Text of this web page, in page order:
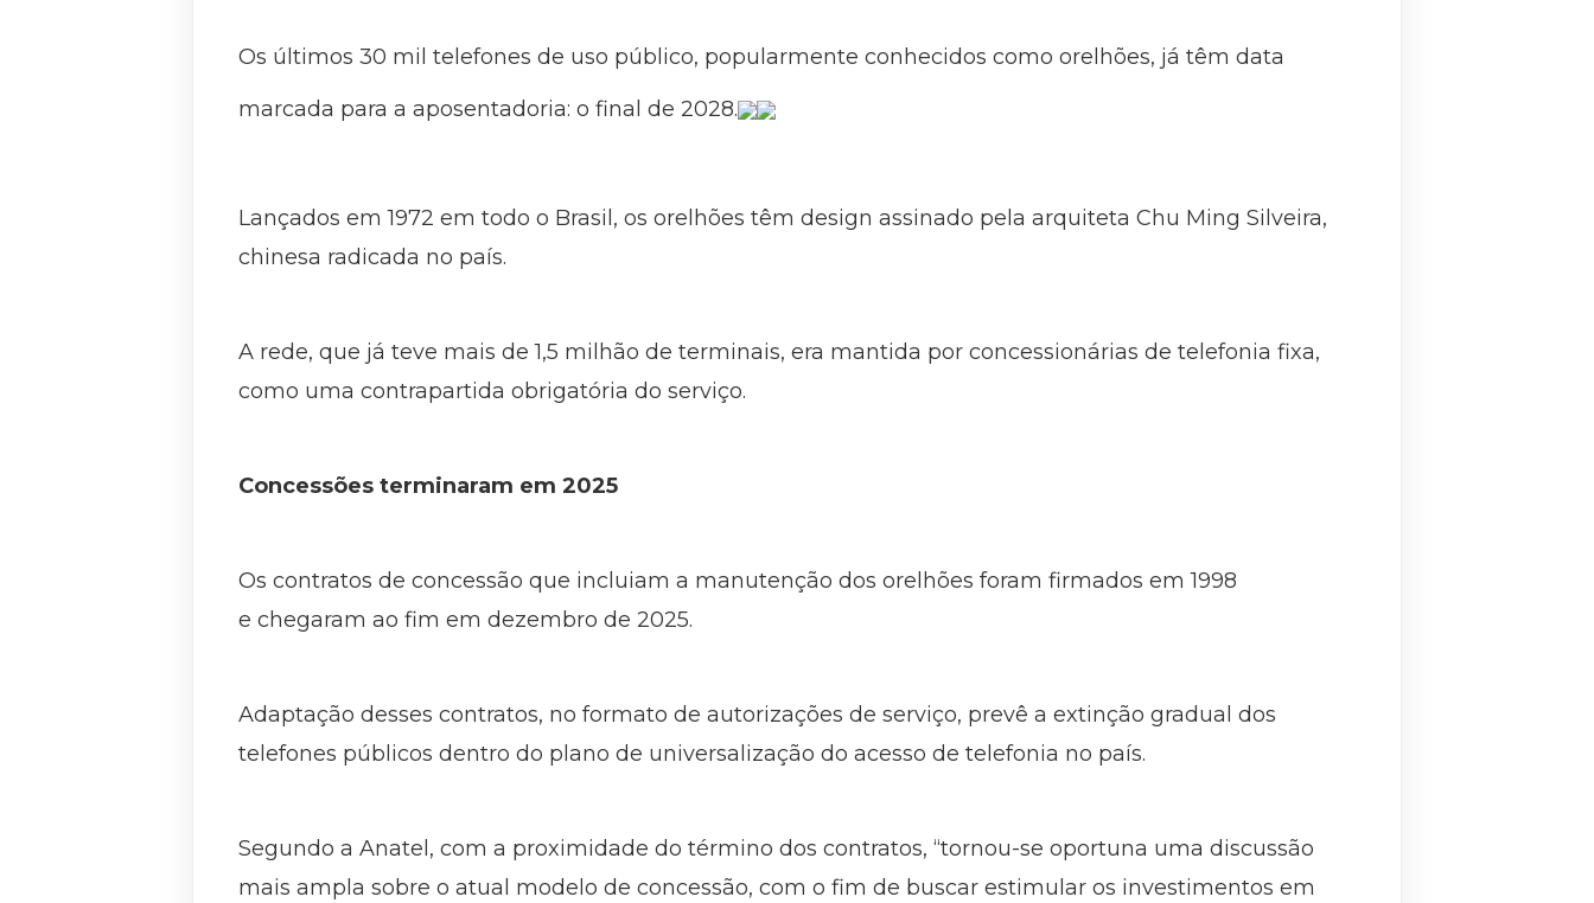
Os últimos 30 mil telefones de uso público, popularmente conhecidos como orelhões, já têm data
marcada para a aposentadoria: o final de 2028.
Lançados em 1972 em todo o Brasil, os orelhões têm design assinado pela arquiteta Chu Ming Silveira,
chinesa radicada no país.
A rede, que já teve mais de 1,5 milhão de terminais, era mantida por concessionárias de telefonia fixa,
como uma contrapartida obrigatória do serviço.
Concessões terminaram em 2025
Os contratos de concessão que incluiam a manutenção dos orelhões foram firmados em 1998
e chegaram ao fim em dezembro de 2025.
Adaptação desses contratos, no formato de autorizações de serviço, prevê a extinção gradual dos
telefones públicos dentro do plano de universalização do acesso de telefonia no país.
Segundo a Anatel, com a proximidade do término dos contratos, “tornou-se oportuna uma discussão
mais ampla sobre o atual modelo de concessão, com o fim de buscar estimular os investimentos em